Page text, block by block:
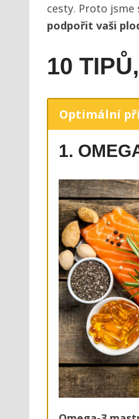
cesty. Proto jsme
podpořit vaši
10
Optimální
1.